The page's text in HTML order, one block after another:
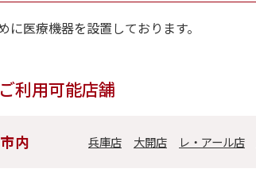
に医療機器を設置しております。
利用可能店舗
内 兵庫店 大開店 レ・アール店